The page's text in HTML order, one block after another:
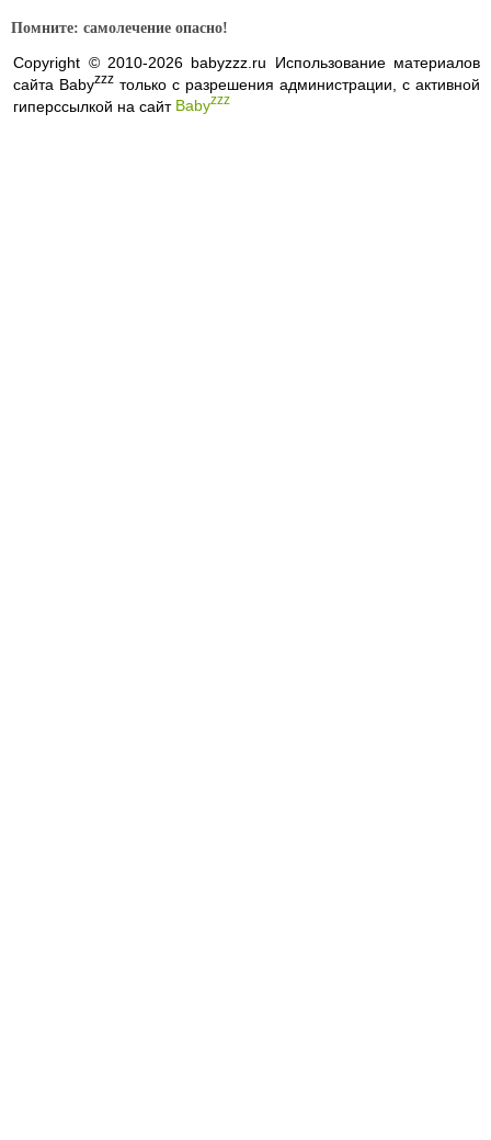
Помните: самолечение опасно!
Copyright © 2010-2026 babyzzz.ru Использование материалов
сайта Babyzzz только с разрешения администрации, с активной
гиперссылкой на сайт Babyzzz